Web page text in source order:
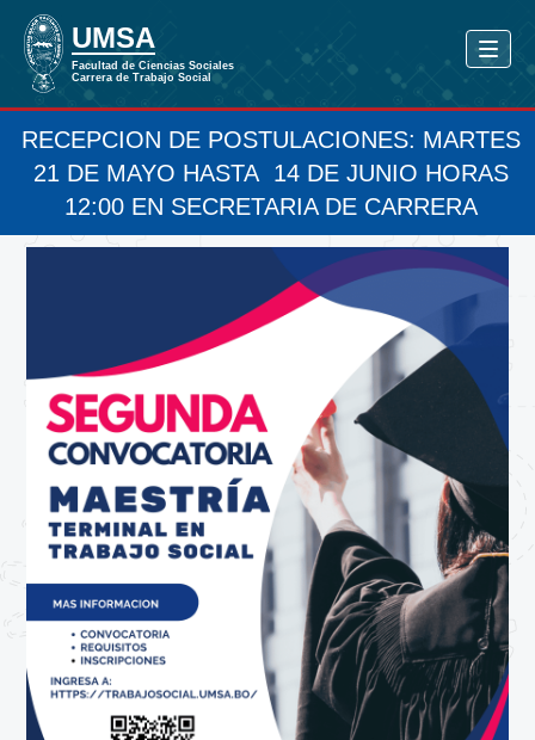
RECEPCION DE POSTULACIONES: MARTES
21 DE MAYO HASTA 14 DE JUNIO HORAS
12:00 EN SECRETARIA DE CARRERA